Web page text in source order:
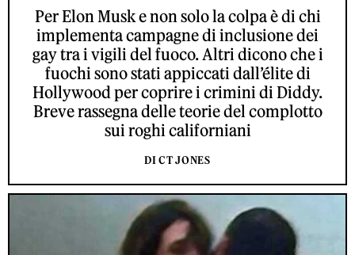
Per Elon Musk e non solo la colpa è di chi
implementa campagne di inclusione dei
gay tra i vigili del fuoco. Altri dicono che i
fuochi sono stati appiccati dall’élite di
Hollywood per coprire i crimini di Diddy.
Breve rassegna delle teorie del complotto
sui roghi californiani
DI CT JONES